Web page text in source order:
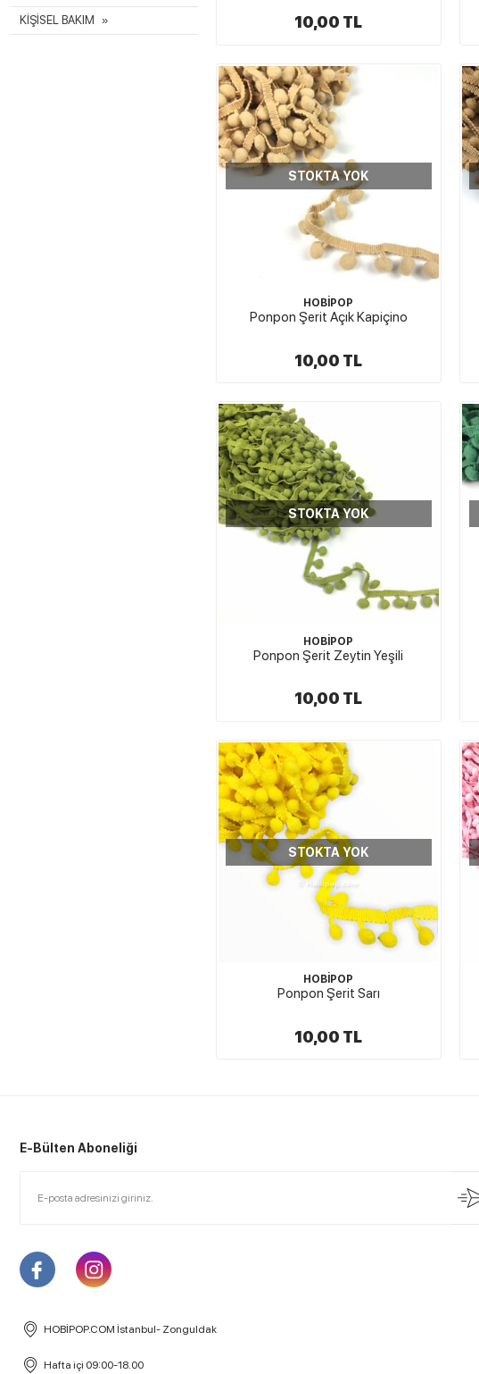
KİŞİSEL BAKIM 10,00 TL
STOKTA YOK
HOBİPOP
Ponpon Şerit Açık Kapiçino
10,00 TL
STOKTA YOK
HOBİPOP
Ponpon Şerit Zeytin Yeşili
10,00 TL
STOKTA YOK
HOBİPOP
Ponpon Şerit Sarı
10,00 TL
E-Bülten Aboneliği
HOBİPOP.COM İstanbul- Zonguldak
Hafta içi 09:00-18.00